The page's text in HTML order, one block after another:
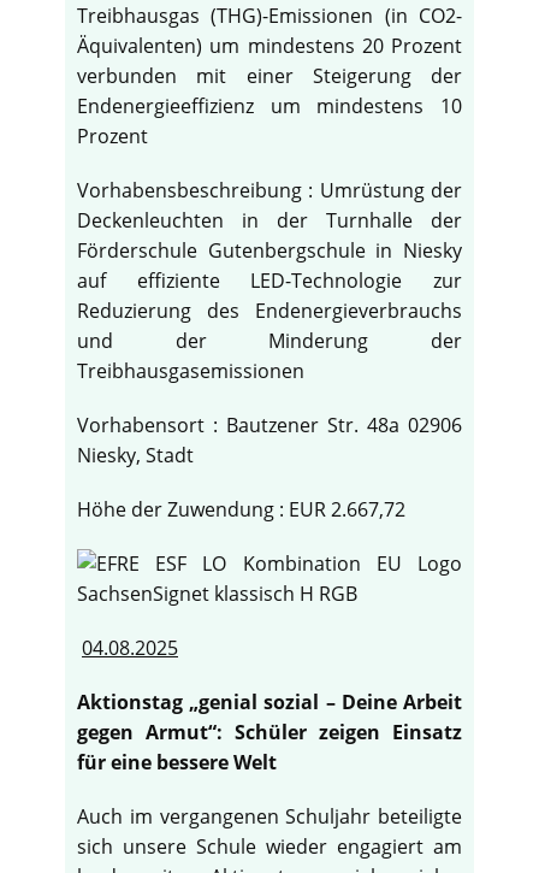
Treibhausgas (THG)-Emissionen (in CO2-
Äquivalenten) um mindestens 20 Prozent
verbunden mit einer Steigerung der
Endenergieeffizienz um mindestens 10
Prozent
Vorhabensbeschreibung : Umrüstung der
Deckenleuchten in der Turnhalle der
Förderschule Gutenbergschule in Niesky
auf effiziente LED-Technologie zur
Reduzierung des Endenergieverbrauchs
und der Minderung der
Treibhausgasemissionen
Vorhabensort : Bautzener Str. 48a 02906
Niesky, Stadt
Höhe der Zuwendung : EUR 2.667,72
04.08.2025
Aktionstag „genial sozial – Deine Arbeit
gegen Armut“: Schüler zeigen Einsatz
für eine bessere Welt
Auch im vergangenen Schuljahr beteiligte
sich unsere Schule wieder engagiert am